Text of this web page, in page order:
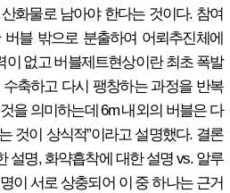
화물로 남아야 한다는 것이다. 참여
버블 밖으로 분출하여 어뢰추진체에
이 없고 버블제트현상이란 최초 폭발
축하고 다시 팽창하는 과정을 반복
을 의미하는데 6m 내외의 버블은 다
것이 상식적”이라고 설명했다. 결론
설명, 화약흡착에 대한 설명 vs. 알루
이 서로 상충되어 이 중 하나는 근거